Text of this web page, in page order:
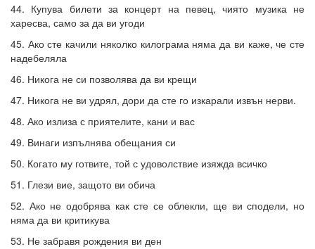
44. Купува билети за концерт на певец, чиято музика не
харесва, само за да ви угоди
45. Ако сте качили няколко килограма няма да ви каже, че сте
надебеляла
46. Никога не си позволява да ви крещи
47. Никога не ви удрял, дори да сте го изкарали извън нерви.
48. Ако излиза с приятелите, кани и вас
49. Винаги изпълнява обещания си
50. Когато му готвите, той с удоволствие изяжда всичко
51. Глези вие, защото ви обича
52. Ако не одобрява как сте се облекли, ще ви сподели, но
няма да ви критикува
53. Не забравя рождения ви ден